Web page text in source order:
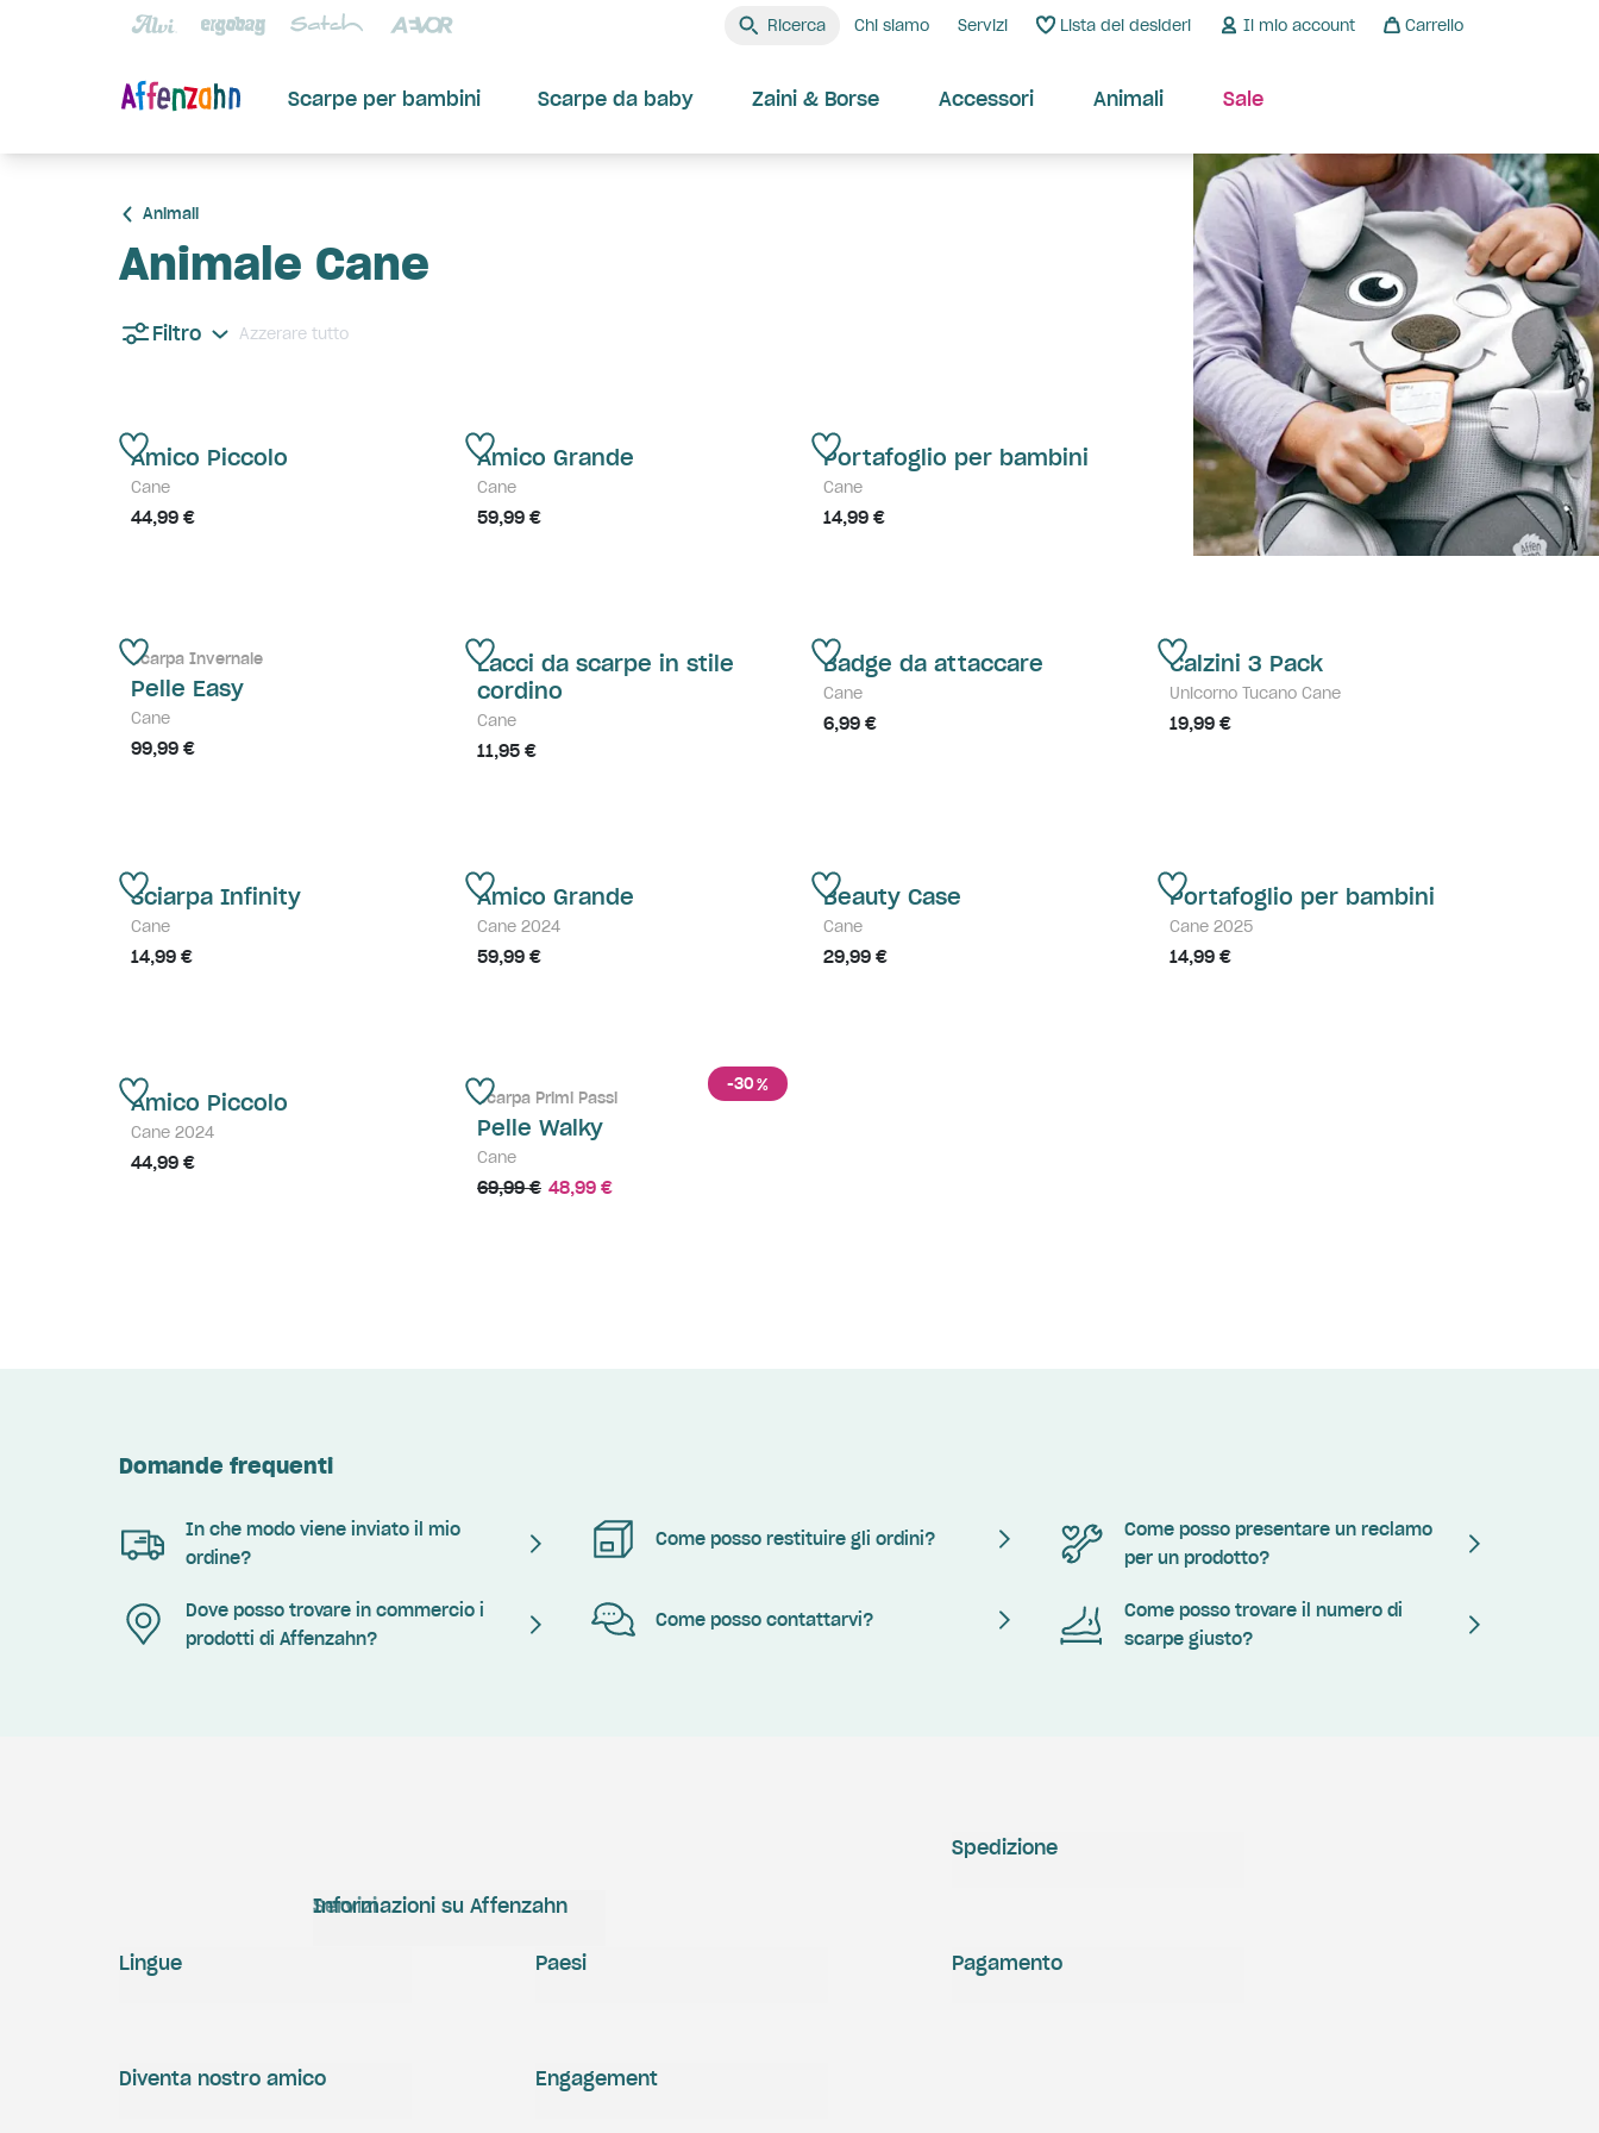
Ricerca Chi siamo Servizi Lista dei desideri Il mio account Carrello
Scarpe per bambini Scarpe da baby Zaini & Borse Accessori Animali Sale
Animali
Animale Cane
Filtro Azzerare tutto
Amico Piccolo
Cane
44,99 €
Amico Grande
Cane
59,99 €
Portafoglio per bambini
Cane
14,99 €
Scarpa Invernale
Pelle Easy
Cane
99,99 €
Lacci da scarpe in stile
cordino
Cane
11,95 €
Badge da attaccare
Cane
6,99 €
Calzini 3 Pack
Unicorno Tucano Cane
19,99 €
Sciarpa Infinity
Cane
14,99 €
Amico Grande
Cane 2024
59,99 €
Beauty Case
Cane
29,99 €
Portafoglio per bambini
Cane 2025
14,99 €
Amico Piccolo
Cane 2024
44,99 €
-30%
Scarpa Primi Passi
Pelle Walky
Cane
69,99 € 48,99 €
Domande frequenti
In che modo viene inviato il mio
ordine?
Come posso restituire gli ordini?
Come posso presentare un reclamo
per un prodotto?
Dove posso trovare in commercio i
prodotti di Affenzahn?
Come posso contattarvi?
Come posso trovare il numero di
scarpe giusto?
Servizi
Informazioni su Affenzahn
Spedizione
Pagamento
Engagement
Diventa nostro amico
Lingue Paesi